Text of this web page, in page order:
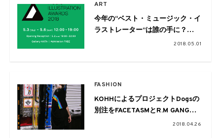
ART
今年の“ベスト・ミュージック・イ
ラストレーター”は誰の手に？
2018.05.01
FASHION
KOHHによるプロジェクトDogsの
別注をFACETASMとR.M GANGに
TOGA VIRILISが手掛けたと…2018.04.26